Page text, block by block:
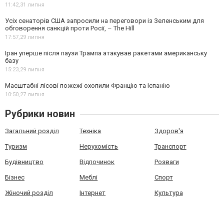
11:42,31 липня
Усіх сенаторів США запросили на переговори із Зеленським для
обговорення санкцій проти Росії, – The Hill
17:57,29 липня
Іран уперше після паузи Трампа атакував ракетами американську
базу
15:23,29 липня
Масштабні лісові пожежі охопили Францію та Іспанію
10:50,27 липня
Рубрики новин
Загальний розділ Техніка Здоров'я
Туризм Нерухомість Транспорт
Будівництво Відпочинок Розваги
Бізнес Меблі Спорт
Жіночий розділ Інтернет Культура